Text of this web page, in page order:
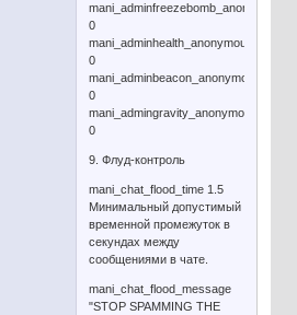
mani_adminfreezebomb_anonymous
0
mani_adminhealth_anonymous
0
mani_adminbeacon_anonymous
0
mani_admingravity_anonymous
0
9. Флуд-контроль
mani_chat_flood_time 1.5
Минимальный допустимый
временной промежуток в
секундах между
сообщениями в чате.
mani_chat_flood_message
"STOP SPAMMING THE